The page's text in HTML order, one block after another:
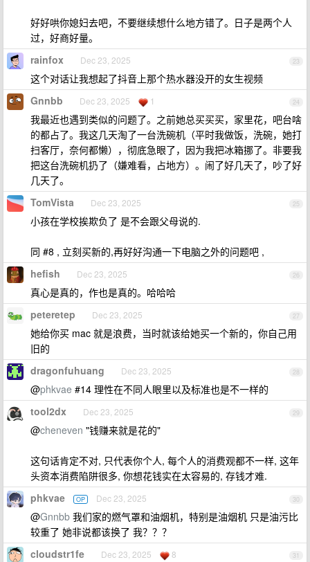
好好哄你媳妇去吧，不要继续想什么地方错了。日子是两个人
过，好商好量。
23
rainfox Dec 23, 2025
这个对话让我想起了抖音上那个热水器没开的女生视频
24
Gnnbb Dec 23, 2025 1
我最近也遇到类似的问题了。之前她总买买买，家里花，吧台啥
的都占了。我这几天淘了一台洗碗机（平时我做饭，洗碗，她打
扫客厅，奈何都懒），彻底急眼了，因为我把冰箱挪了。非要我
把这台洗碗机扔了（嫌难看，占地方）。闹了好几天了，吵了好
几天了。
25
TomVista Dec 23, 2025
小孩在学校挨欺负了 是不会跟父母说的.
同 #8 , 立刻买新的,再好好沟通一下电脑之外的问题吧 ,
26
hefish Dec 23, 2025
真心是真的，作也是真的。哈哈哈
27
peteretep Dec 23, 2025
她给你买 mac 就是浪费，当时就该给她买一个新的，你自己用
旧的
28
dragonfuhuang Dec 23, 2025
@phkvae #14 理性在不同人眼里以及标准也是不一样的
29
tool2dx Dec 23, 2025
@cheneven "钱赚来就是花的"
这句话肯定不对, 只代表你个人, 每个人的消费观都不一样, 这年
头资本消费陷阱很多, 你想花钱实在太容易的, 存钱才难.
30
phkvae OP Dec 23, 2025
@Gnnbb 我们家的燃气罩和油烟机，特别是油烟机 只是油污比
较重了 她非说都该换了 我？？？
31
cloudstr1fe Dec 23, 2025 8